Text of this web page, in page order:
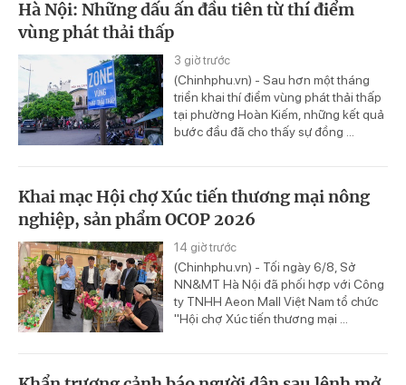
Hà Nội: Những dấu ấn đầu tiên từ thí điểm
vùng phát thải thấp
3 giờ trước
(Chinhphu.vn) - Sau hơn một tháng
triển khai thí điểm vùng phát thải thấp
tại phường Hoàn Kiếm, những kết quả
bước đầu đã cho thấy sự đồng ...
Khai mạc Hội chợ Xúc tiến thương mại nông
nghiệp, sản phẩm OCOP 2026
14 giờ trước
(Chinhphu.vn) - Tối ngày 6/8, Sở
NN&MT Hà Nội đã phối hợp với Công
ty TNHH Aeon Mall Việt Nam tổ chức
"Hội chợ Xúc tiến thương mại ...